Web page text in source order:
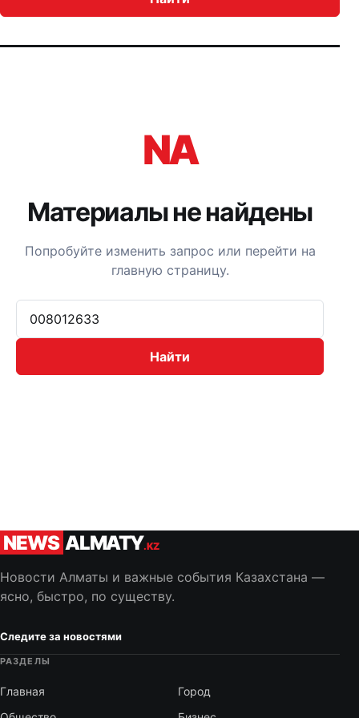
NA
Материалы не найдены
Попробуйте изменить запрос или перейти на
главную страницу.
Найти
NEWS ALMATY.KZ
Новости Алматы и важные события Казахстана —
ясно, быстро, по существу.
Следите за новостями
РАЗДЕЛЫ
Главная
Город